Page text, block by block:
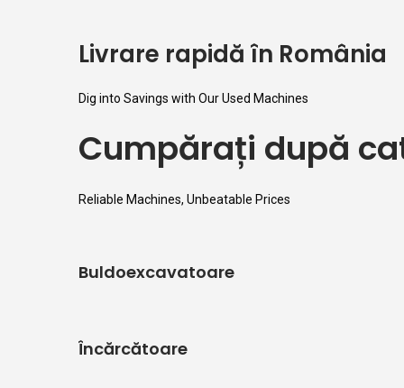
Livrare rapidă în România
Dig into Savings with Our Used Machines
Cumpărați după
Reliable Machines, Unbeatable Prices
Buldoexcavatoare
Încărcătoare